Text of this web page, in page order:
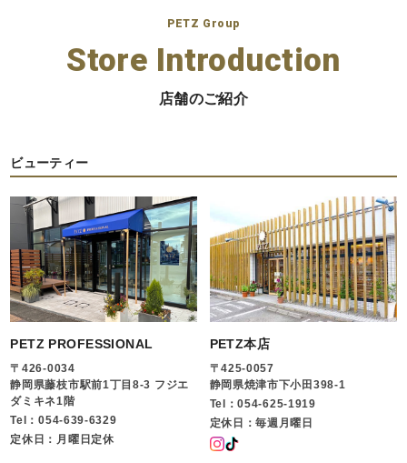
PETZ Group
Store Introduction
店舗のご紹介
ビューティー
PETZ PROFESSIONAL
〒426-0034
静岡県藤枝市駅前1丁目8-3 フジエ
ダミキネ1階
Tel：054-639-6329
定休日：月曜日定休
PETZ本店
〒425-0057
静岡県焼津市下小田398-1
Tel：054-625-1919
定休日：毎週月曜日